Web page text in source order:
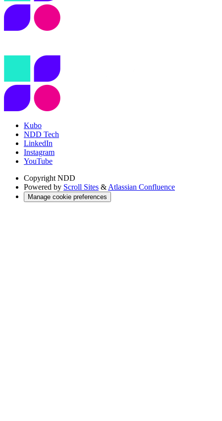
Kubo
NDD Tech
LinkedIn
Instagram
YouTube
Copyright NDD
Powered by Scroll Sites & Atlassian Confluence
Manage cookie preferences